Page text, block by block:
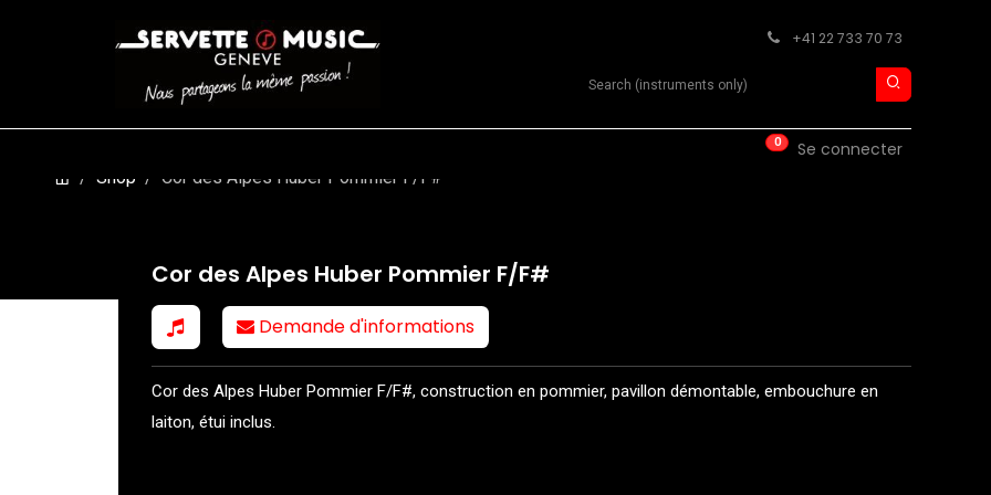
+41 22 733 70 73
Search product
0 Se connecter
Shop Cor des Alpes Huber Pommier F/F#
Cor des Alpes Huber Pommier F/F#
Demande d'informations
Cor des Alpes Huber Pommier F/F#, construction en pommier, pavillon démontable, embouchure en
laiton, étui inclus.